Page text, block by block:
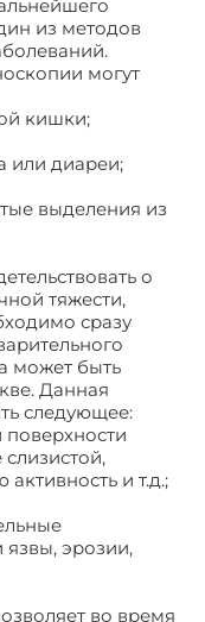
из методов
могут
кишки;
или диареи;
выделения из
о
тяжести,
сразу
может быть
Данная
следующее:
поверхности
и т.д.;
язвы, эрозии,
во время